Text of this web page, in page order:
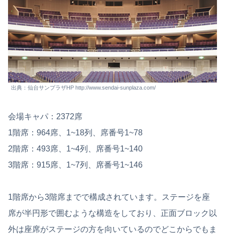
出典：仙台サンプラザHP http://www.sendai-sunplaza.com/
会場キャパ：2372席
1階席：964席、1~18列、席番号1~78
2階席：493席、1~4列、席番号1~140
3階席：915席、1~7列、席番号1~146
1階席から3階席までで構成されています。ステージを座
席が半円形で囲むような構造をしており、正面ブロック以
外は座席がステージの方を向いているのでどこからでもま